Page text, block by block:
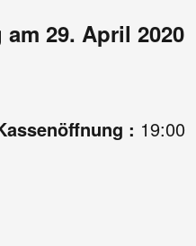
29. April 2020
: 19:00